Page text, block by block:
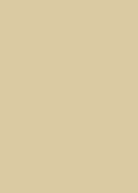
garantit des
une grande
standards de